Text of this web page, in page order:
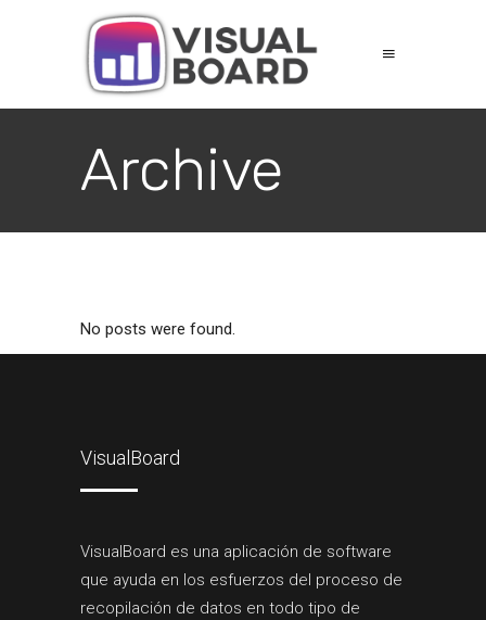
Archive
No posts were found.
VisualBoard
VisualBoard es una aplicación de software
que ayuda en los esfuerzos del proceso de
recopilación de datos en todo tipo de